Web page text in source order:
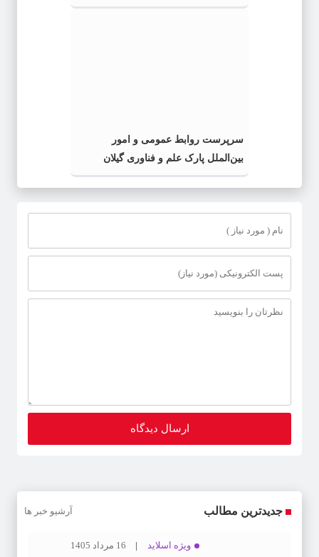
اسلامی» در گیلان
سرپرست روابط عمومی و امور
بین‌الملل پارک علم و فناوری گیلان
منصوب شد
جدیدترین مطالب آرشیو خبر ها
ویژه اسلاید
16 مرداد 1405